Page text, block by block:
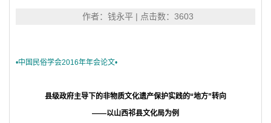
作者：钱永平 | 点击数：3603
•中国民俗学会2016年年会论文•
县级政府主导下的非物质文化遗产保护实践的“地方”转向
——以山西祁县文化局为例